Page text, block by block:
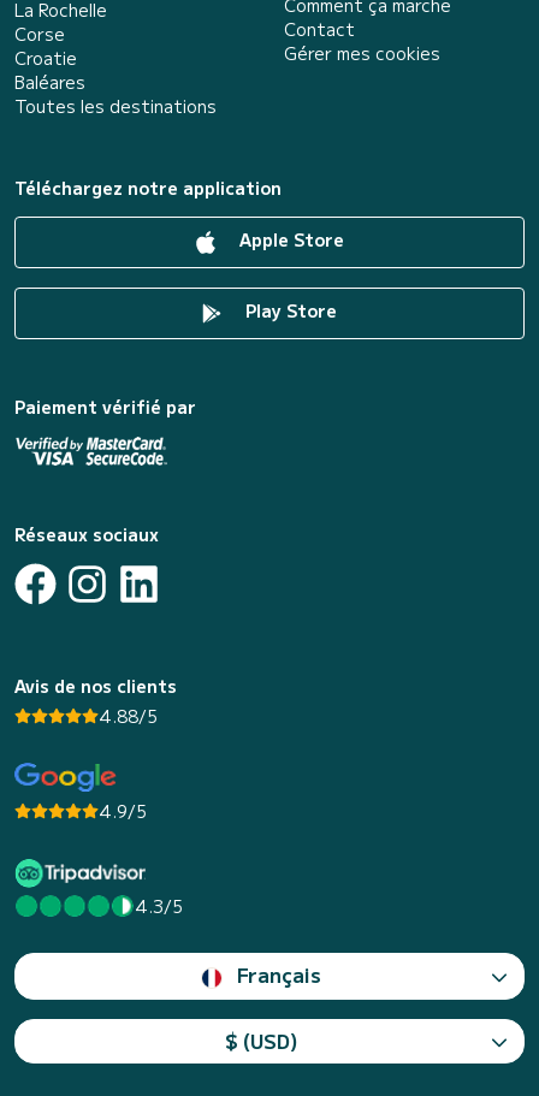
La Rochelle
Corse
Croatie
Baléares
Toutes les destinations
Comment ça marche
Contact
Gérer mes cookies
Téléchargez notre application
Apple Store
Play Store
Paiement vérifié par
Réseaux sociaux
Avis de nos clients
4.88/5
4.9/5
4.3/5
Français
$ (USD)